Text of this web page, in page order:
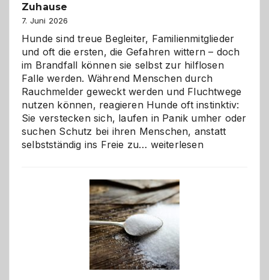
Zuhause
7. Juni 2026
Hunde sind treue Begleiter, Familienmitglieder
und oft die ersten, die Gefahren wittern – doch
im Brandfall können sie selbst zur hilflosen
Falle werden. Während Menschen durch
Rauchmelder geweckt werden und Fluchtwege
nutzen können, reagieren Hunde oft instinktiv:
Sie verstecken sich, laufen in Panik umher oder
suchen Schutz bei ihren Menschen, anstatt
selbstständig ins Freie zu… Wenn
Freund
in
Gefahr
ist:
Brandschutz
für
Hunde
weiterlesen